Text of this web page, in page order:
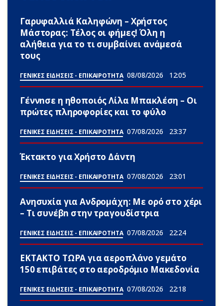
Γαρυφαλλιά Καληφώνη – Χρήστος
Μάστορας: Τέλος οι φήμες! Όλη η
αλήθεια για το τι συμβαίνει ανάμεσά
τους
ΓΕΝΙΚΕΣ ΕΙΔΗΣΕΙΣ - ΕΠΙΚΑΙΡΟΤΗΤΑ 08/08/2026 12:05
Γέννnσε η ηθοποιός Λίλα Μπακλέση – Οι
πρώτες πληροφορίες και το φύλο
ΓΕΝΙΚΕΣ ΕΙΔΗΣΕΙΣ - ΕΠΙΚΑΙΡΟΤΗΤΑ 07/08/2026 23:37
Έκτακτο για Χρήστο Δάντη
ΓΕΝΙΚΕΣ ΕΙΔΗΣΕΙΣ - ΕΠΙΚΑΙΡΟΤΗΤΑ 07/08/2026 23:01
Ανησυxία για Ανδρομάχη: Με ορό στο χέρι
– Τι συνέβn στην τραγουδίστρια
ΓΕΝΙΚΕΣ ΕΙΔΗΣΕΙΣ - ΕΠΙΚΑΙΡΟΤΗΤΑ 07/08/2026 22:24
ΕΚΤΑΚΤΟ ΤΩΡΑ για αεροπλάνο γεμάτο
150 επιβάτες στο αεροδρόμιο Μακεδονία
ΓΕΝΙΚΕΣ ΕΙΔΗΣΕΙΣ - ΕΠΙΚΑΙΡΟΤΗΤΑ 07/08/2026 22:18